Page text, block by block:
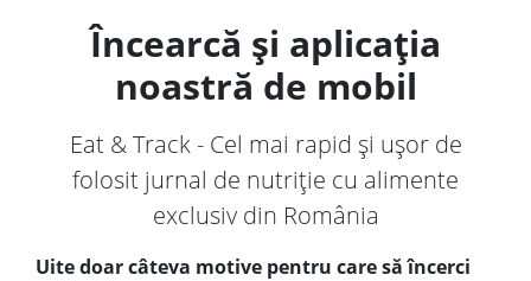
Încearcă și aplicația
noastră de mobil
Eat & Track - Cel mai rapid și ușor de
folosit jurnal de nutriție cu alimente
exclusiv din România
Uite doar câteva motive pentru care să încerci